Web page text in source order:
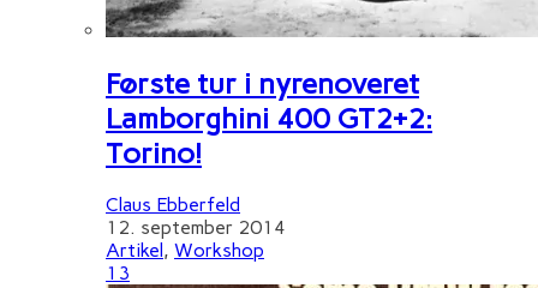
Første tur i nyrenoveret
Lamborghini 400 GT2+2:
Torino!
Claus Ebberfeld
12. september 2014
Artikel , Workshop
13